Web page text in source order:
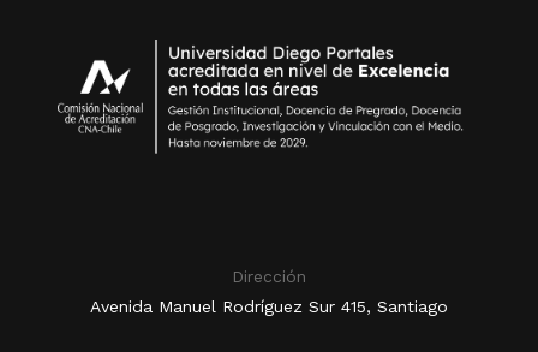
Dirección
Avenida Manuel Rodríguez Sur 415, Santiago